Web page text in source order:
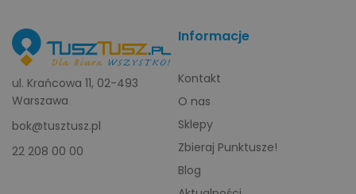
ul. Krańcowa 11, 02-493
Warszawa
bok@tusztusz.pl
22 208 00 00
Informacje
Kontakt
O nas
Sklepy
Zbieraj Punktusze!
Blog